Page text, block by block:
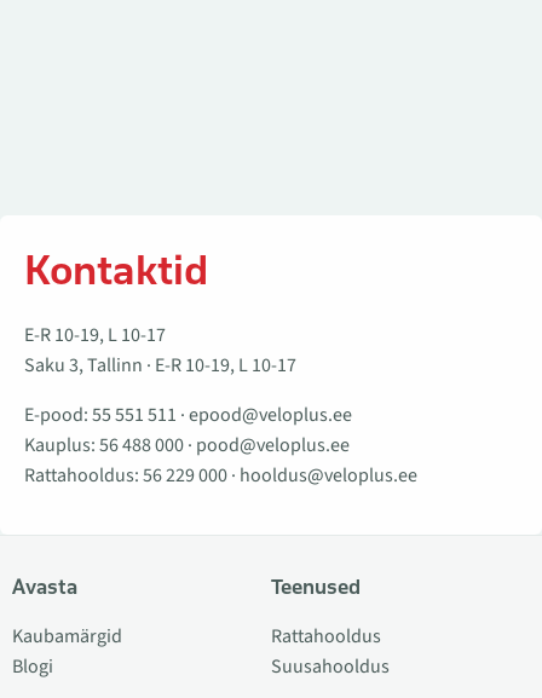
Kontaktid
E-R 10-19, L 10-17
Saku 3, Tallinn · E-R 10-19, L 10-17
E-pood:55 551 511 ·epood@veloplus.ee
Kauplus:56 488 000· pood@veloplus.ee
Rattahooldus:56 229 000· hooldus@veloplus.ee
Avasta
Kaubamärgid
Blogi
Teenused
Rattahooldus
Suusahooldus